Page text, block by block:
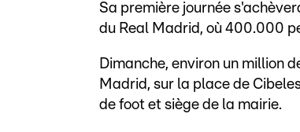
Sa première journée
du Real Madrid, où 400.000
Dimanche, environ un million
Madrid, sur la place de
de foot et siège de la mairie.